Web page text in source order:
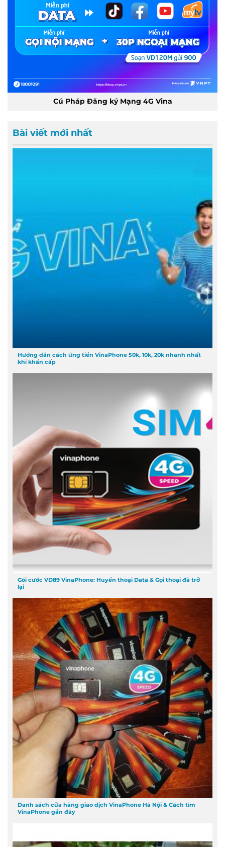
Cú Pháp Đăng ký Mạng 4G Vina
Bài viết mới nhất
Hướng dẫn cách ứng tiền VinaPhone 50k, 10k, 20k nhanh nhất
khi khẩn cấp
Gói cước VD89 VinaPhone: Huyền thoại Data & Gọi thoại đã trở
lại
Danh sách cửa hàng giao dịch VinaPhone Hà Nội & Cách tìm
VinaPhone gần đây